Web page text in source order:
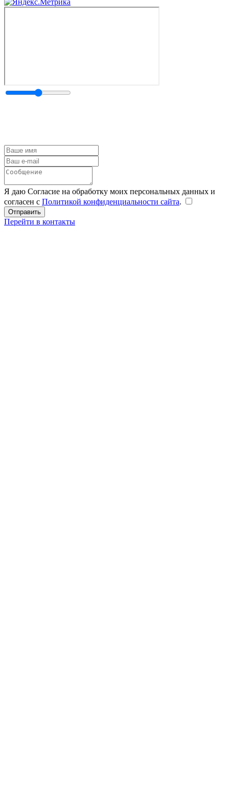
Я даю Согласие на обработку моих персональных данных и
согласен с Политикой конфиденциальности сайта.
Перейти в контакты